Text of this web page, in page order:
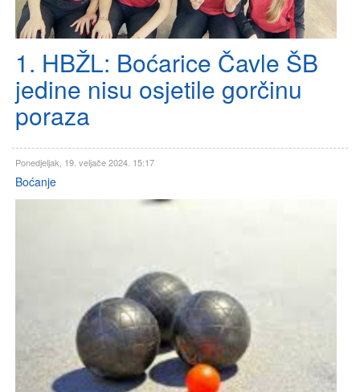
1. HBŽL: Boćarice Čavle ŠB
jedine nisu osjetile gorčinu
poraza
Ponedjeljak, 19. veljače 2024. 15:17
Boćanje